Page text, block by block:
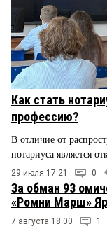
Как стать
профессию?
В отличие от
нотариуса является
29 июля 17:21 0
За обман 93
«Ромни Марш»
7 августа 18:00 1